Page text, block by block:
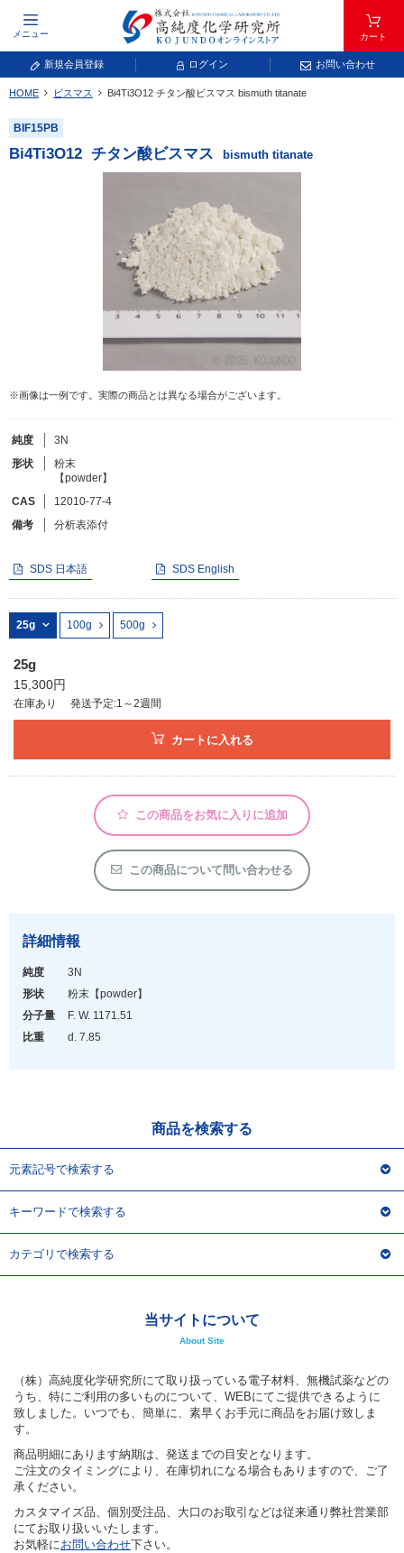
メニュー カート
新規会員登録 ログイン お問い合わせ
元素記号で検索する
元素周期表をタップすると、拡大表示されます。拡大した表から元素記号をタップ
し、一覧へ移動してください。
常温常圧で気体であり、弊社では取り扱いしておりません。
放射性元素または人工元素であり、弊社では取り扱いしておりません。
キーワードで検索する
カタログコードで検索
CAS番号で検索
商品分類
形状詳細
HOME ビスマス Bi4Ti3O12 チタン酸ビスマス bismuth titanate
BIF15PB
Bi4Ti3O12 チタン酸ビスマス bismuth titanate
※画像は一例です。実際の商品とは異なる場合がございます。
純度
3N
形状
粉末
【powder】
CAS
12010-77-4
備考
分析表添付
SDS 日本語 SDS English
25g 100g 500g
25g
15,300円
在庫あり 発送予定:1～2週間
カートに入れる
この商品をお気に入りに追加
この商品について問い合わせる
詳細情報
純度
3N
形状
粉末 【powder】
分子量
F. W. 1171.51
比重
d. 7.85
商品を検索する
元素記号で検索する
キーワードで検索する
カテゴリで検索する
当サイトについて
About Site
（株）高純度化学研究所にて取り扱っている電子材料、無機試薬などの
うち、特にご利用の多いものについて、WEBにてご提供できるように
致しました。いつでも、簡単に、素早くお手元に商品をお届け致しま
す。
商品明細にあります納期は、発送までの目安となります。
ご注文のタイミングにより、在庫切れになる場合もありますので、ご了
承ください。
カスタマイズ品、個別受注品、大口のお取引などは従来通り弊社営業部
にてお取り扱いいたします。
お気軽にお問い合わせ下さい。